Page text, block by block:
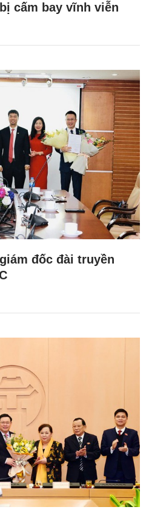
cấm bay vĩnh viễn
đốc đài truyền